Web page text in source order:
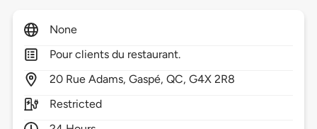
None
Pour clients du restaurant.
20 Rue Adams,Gaspé,QC,G4X 2R8
Restricted